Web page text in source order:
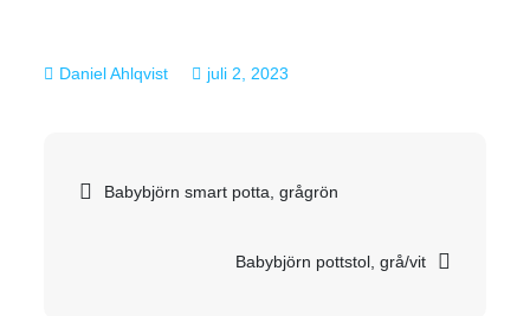
juli 2, 2023
Inläggsnavigering
Babybjörn smart potta, grågrön
Babybjörn pottstol, grå/vit